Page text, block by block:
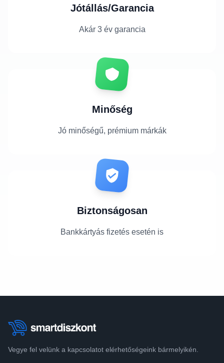
Jótállás/Garancia
Akár 3 év garancia
Minőség
Jó minőségű, prémium márkák
Biztonságosan
Bankkártyás fizetés esetén is
Vegye fel velünk a kapcsolatot elérhetőségeink bármelyikén.